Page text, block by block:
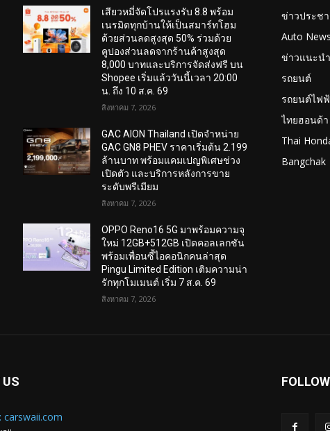
เสียวหมี่จัดโปรแรงรับ 8.8 พร้อม
เนรมิตทุกบ้านให้เป็นสมาร์ทโฮม
ด้วยส่วนลดสูงสุด 50% ร่วมด้วย
คูปองส่วนลดจากร้านค้าสูงสุด
8,000 บาทและบริการจัดส่งฟรี บน
Shopee เริ่มแล้ววันนี้เวลา 20:00
น. ถึง 10 ส.ค. 69
สิงหาคม 7, 2026
GAC AION Thailand เปิดจำหน่าย
GAC GN8 PHEV ราคาเริ่มต้น 2.199
ล้านบาท พร้อมแคมเปญพิเศษช่วง
เปิดตัว และบริการหลังการขาย
ระดับพรีเมียม
สิงหาคม 7, 2026
OPPO Reno16 5G มาพร้อมความจุ
ใหม่ 12GB+512GB เปิดคอลเลกชัน
พร้อมเพื่อนซี้ไอคอนิกคนล่าสุด
Pingu Limited Edition เติมความน่า
รักทุกโมเมนต์ เริ่ม 7 ส.ค. 69
สิงหาคม 7, 2026
ข่าวประช
Auto News
ข่าวแนะนำ
รถยนต์
รถยนต์ไฟ
ไทยฮอนด้า
Thai
Bangchak
carswaii.com